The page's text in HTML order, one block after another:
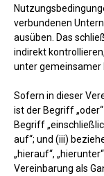
verbundenen
ausüben. Das
indirekt
unter gemeinsamer
Sofern in dieser
ist der Begriff
Begriff
auf“; und (iii)
„hierauf“,
Vereinbarung als